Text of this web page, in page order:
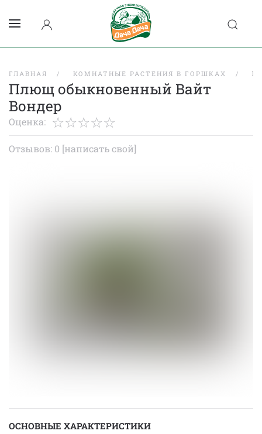
ГЛАВНАЯ КОМНАТНЫЕ РАСТЕНИЯ В ГОРШКАХ
Плющ обыкновенный Вайт
Вондер
Оценка:
Отзывов: 0 [написать свой]
ОСНОВНЫЕ ХАРАКТЕРИСТИКИ